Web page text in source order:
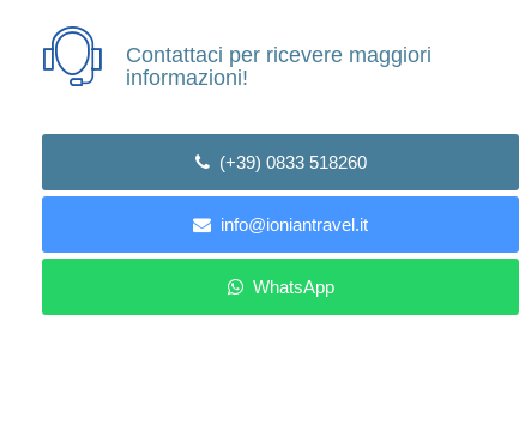
Contattaci per ricevere maggiori
informazioni!
(+39) 0833 518260
info@ioniantravel.it
WhatsApp